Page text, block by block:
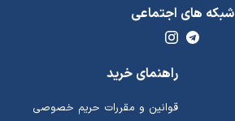
شبکه های اجتماعی
راهنمای خرید
قوانین و مقررات حریم خصوصی